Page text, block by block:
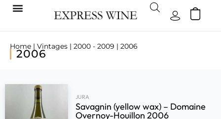
Home | Vintages | 2000 - 2009 | 2006
2006
JURA
Savagnin (yellow wax) – Domaine
Overnoy-Houillon 2006